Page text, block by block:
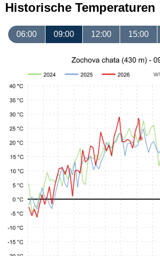
Historische Temperaturen
06:00 09:00 12:00 15:00